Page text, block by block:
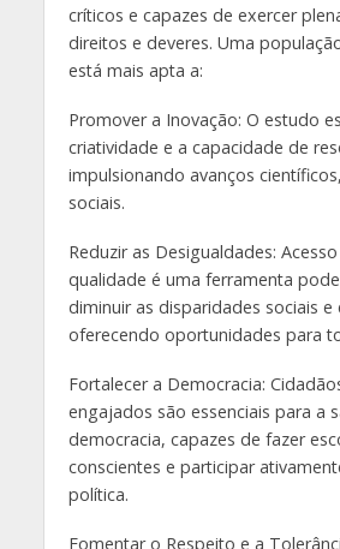
críticos e capazes de exercer
direitos e deveres. Uma
está mais apta a:
Promover a Inovação: O estudo
criatividade e a capacidade de
impulsionando avanços
sociais.
Reduzir as Desigualdades:
qualidade é uma ferramenta
diminuir as disparidades sociais e
oferecendo oportunidades para
Fortalecer a Democracia:
engajados são essenciais para a
democracia, capazes de fazer
conscientes e participar
política.
Fomentar o Respeito e a